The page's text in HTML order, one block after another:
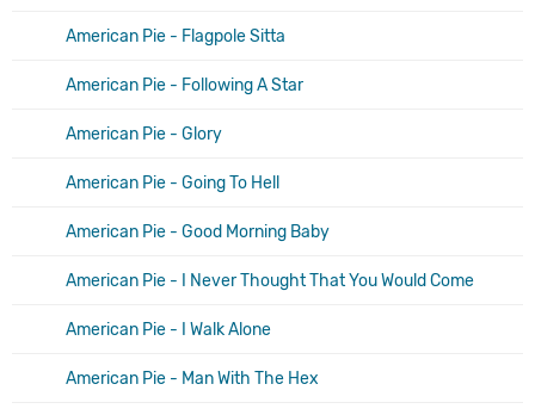
American Pie - Flagpole Sitta
American Pie - Following A Star
American Pie - Glory
American Pie - Going To Hell
American Pie - Good Morning Baby
American Pie - I Never Thought That You Would Come
American Pie - I Walk Alone
American Pie - Man With The Hex